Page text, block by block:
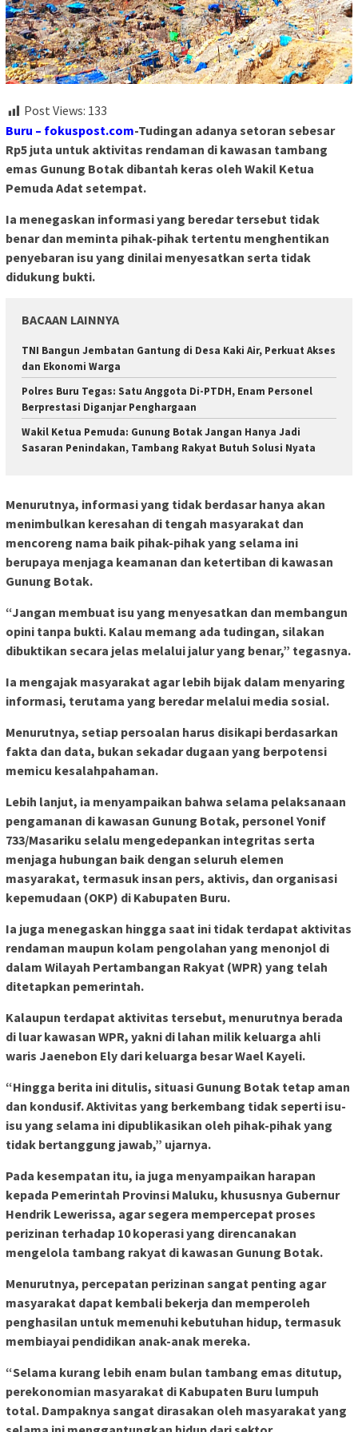
Post Views: 133
Buru – fokuspost.com-Tudingan adanya setoran sebesar
Rp5 juta untuk aktivitas rendaman di kawasan tambang
emas Gunung Botak dibantah keras oleh Wakil Ketua
Pemuda Adat setempat.
Ia menegaskan informasi yang beredar tersebut tidak
benar dan meminta pihak-pihak tertentu menghentikan
penyebaran isu yang dinilai menyesatkan serta tidak
didukung bukti.
BACAAN LAINNYA
TNI Bangun Jembatan Gantung di Desa Kaki Air, Perkuat Akses
dan Ekonomi Warga
Polres Buru Tegas: Satu Anggota Di-PTDH, Enam Personel
Berprestasi Diganjar Penghargaan
Wakil Ketua Pemuda: Gunung Botak Jangan Hanya Jadi
Sasaran Penindakan, Tambang Rakyat Butuh Solusi Nyata
Menurutnya, informasi yang tidak berdasar hanya akan
menimbulkan keresahan di tengah masyarakat dan
mencoreng nama baik pihak-pihak yang selama ini
berupaya menjaga keamanan dan ketertiban di kawasan
Gunung Botak.
“Jangan membuat isu yang menyesatkan dan membangun
opini tanpa bukti. Kalau memang ada tudingan, silakan
dibuktikan secara jelas melalui jalur yang benar,” tegasnya.
Ia mengajak masyarakat agar lebih bijak dalam menyaring
informasi, terutama yang beredar melalui media sosial.
Menurutnya, setiap persoalan harus disikapi berdasarkan
fakta dan data, bukan sekadar dugaan yang berpotensi
memicu kesalahpahaman.
Lebih lanjut, ia menyampaikan bahwa selama pelaksanaan
pengamanan di kawasan Gunung Botak, personel Yonif
733/Masariku selalu mengedepankan integritas serta
menjaga hubungan baik dengan seluruh elemen
masyarakat, termasuk insan pers, aktivis, dan organisasi
kepemudaan (OKP) di Kabupaten Buru.
Ia juga menegaskan hingga saat ini tidak terdapat aktivitas
rendaman maupun kolam pengolahan yang menonjol di
dalam Wilayah Pertambangan Rakyat (WPR) yang telah
ditetapkan pemerintah.
Kalaupun terdapat aktivitas tersebut, menurutnya berada
di luar kawasan WPR, yakni di lahan milik keluarga ahli
waris Jaenebon Ely dari keluarga besar Wael Kayeli.
“Hingga berita ini ditulis, situasi Gunung Botak tetap aman
dan kondusif. Aktivitas yang berkembang tidak seperti isu-
isu yang selama ini dipublikasikan oleh pihak-pihak yang
tidak bertanggung jawab,” ujarnya.
Pada kesempatan itu, ia juga menyampaikan harapan
kepada Pemerintah Provinsi Maluku, khususnya Gubernur
Hendrik Lewerissa, agar segera mempercepat proses
perizinan terhadap 10 koperasi yang direncanakan
mengelola tambang rakyat di kawasan Gunung Botak.
Menurutnya, percepatan perizinan sangat penting agar
masyarakat dapat kembali bekerja dan memperoleh
penghasilan untuk memenuhi kebutuhan hidup, termasuk
membiayai pendidikan anak-anak mereka.
“Selama kurang lebih enam bulan tambang emas ditutup,
perekonomian masyarakat di Kabupaten Buru lumpuh
total. Dampaknya sangat dirasakan oleh masyarakat yang